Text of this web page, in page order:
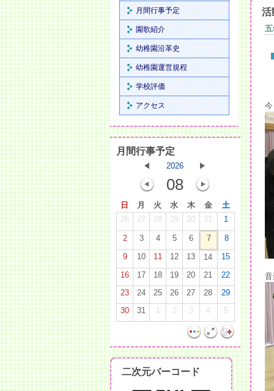
月間行事予定
園歌紹介
幼稚園沿革史
幼稚園運営規程
学校評価
アクセス
月間行事予定
2026
08
日 月 火 水 木 金
土
26
27 28 29 30 31 1
2 3 4 5 6 7
8
9
10 11 12 13 14
15
16
17 18 19 20 21
22
23
24 25 26 27 28
29
30
31 1 2 3 4 5
二次元バーコード
活